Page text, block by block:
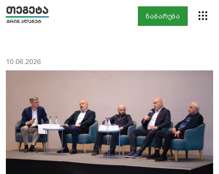
ჩაბარება
10.06.2026